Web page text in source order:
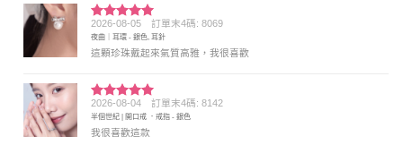
評分5 滿
分 5
2026-08-05 訂單末4碼: 8069
夜曲｜耳環 - 銀色, 耳針
這顆珍珠戴起來氣質高雅，我很喜歡
評分5 滿
分 5
2026-08-04 訂單末4碼: 8142
半個世紀 | 開口戒 ．戒指 - 銀色
我很喜歡這款